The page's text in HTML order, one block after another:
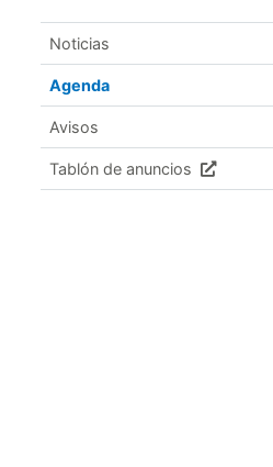
Noticias
Agenda
Avisos
Tablón de anuncios